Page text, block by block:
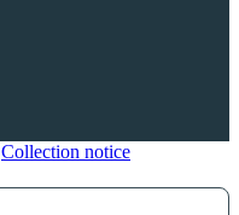
Collection notice